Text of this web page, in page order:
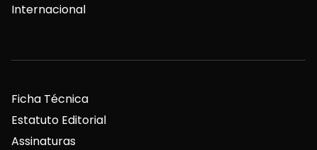
Internacional
Ficha Técnica
Estatuto Editorial
Assinaturas